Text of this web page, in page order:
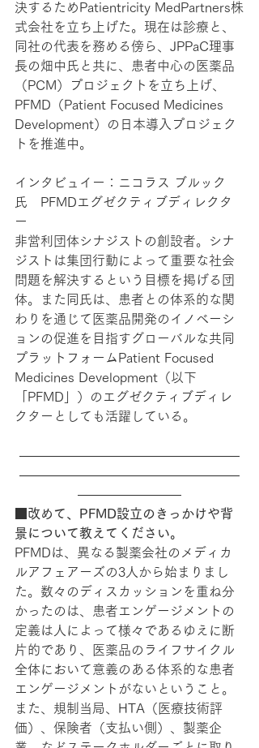
決するためPatientricity MedPartners株
式会社を立ち上げた。現在は診療と、
同社の代表を務める傍ら、JPPaC理事
長の畑中氏と共に、患者中心の医薬品
（PCM）プロジェクトを立ち上げ、
PFMD（Patient Focused Medicines
Development）の日本導入プロジェク
トを推進中。
インタビュイー：ニコラス ブルック
氏　PFMDエグゼクティブディレクタ
ー
非営利団体シナジストの創設者。シナ
ジストは集団行動によって重要な社会
問題を解決するという目標を掲げる団
体。また同氏は、患者との体系的な関
わりを通じて医薬品開発のイノベーシ
ョンの促進を目指すグローバルな共同
プラットフォームPatient Focused
Medicines Development（以下
「PFMD」）のエグゼクティブディレ
クターとしても活躍している。
―――――――――――――――――
―――――――――――――――――
――――――――
■改めて、PFMD設立のきっかけや背
景について教えてください。
PFMDは、異なる製薬会社のメディカ
ルアフェアーズの3人から始まりまし
た。数々のディスカッションを重ね分
かったのは、患者エンゲージメントの
定義は人によって様々であるゆえに断
片的であり、医薬品のライフサイクル
全体において意義のある体系的な患者
エンゲージメントがないということ。
また、規制当局、HTA（医療技術評
価）、保険者（支払い側）、製薬企